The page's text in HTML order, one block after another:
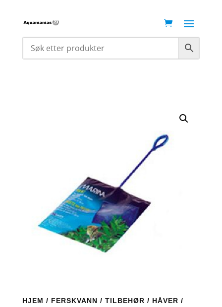
HJEM / FERSKVANN / TILBEHØR / HÅVER /